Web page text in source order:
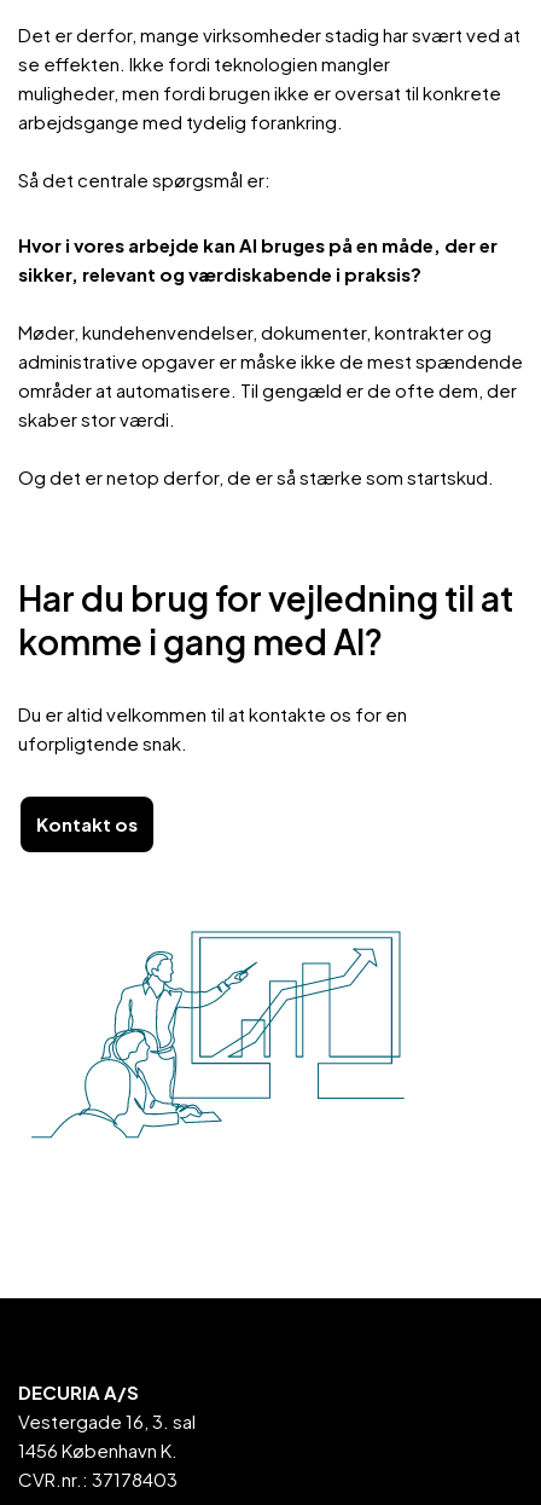
Det er derfor, mange virksomheder stadig har svært ved at
se effekten. Ikke fordi teknologien mangler
muligheder, men fordi brugen ikke er oversat til konkrete
arbejdsgange med tydelig forankring.
Så det centrale spørgsmål er:
Hvor i vores arbejde kan AI bruges på en måde, der er
sikker, relevant og værdiskabende i praksis?
Møder, kundehenvendelser, dokumenter, kontrakter og
administrative opgaver er måske ikke de mest spændende
områder at automatisere. Til gengæld er de ofte dem, der
skaber stor værdi.
Og det er netop derfor, de er så stærke som startskud.
Har du brug for vejledning til at
komme i gang med AI?
Du er altid velkommen til at kontakte os for en
uforpligtende snak.
Kontakt os
DECURIA A/S
Vestergade 16, 3. sal
1456 København K.
CVR.nr.: 37178403